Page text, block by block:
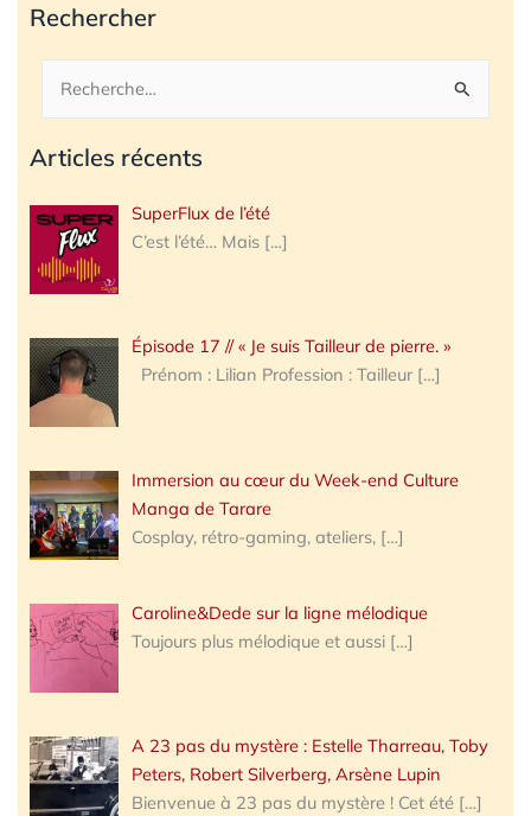
Rechercher
Rechercher :
Articles récents
SuperFlux de l’été
C’est l’été… Mais […]
Épisode 17 // « Je suis Tailleur de pierre. »
Prénom : Lilian Profession : Tailleur […]
Immersion au cœur du Week-end Culture
Manga de Tarare
Cosplay, rétro-gaming, ateliers, […]
Caroline&Dede sur la ligne mélodique
Toujours plus mélodique et aussi […]
A 23 pas du mystère : Estelle Tharreau, Toby
Peters, Robert Silverberg, Arsène Lupin
Bienvenue à 23 pas du mystère ! Cet été […]